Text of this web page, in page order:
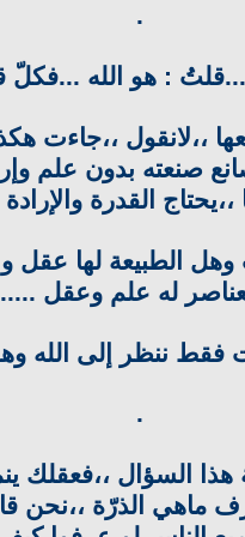
.
: هو الله ...فكلّ
،،لانقول ،،جاءت
صنعته بدون علم
،،يحتاج القدرة
الطبيعة لها عقل
له علم وعقل
فقط ننظر إلى الله
.
هذا السؤال ،،فعقلك
الذرّة ،،نحن